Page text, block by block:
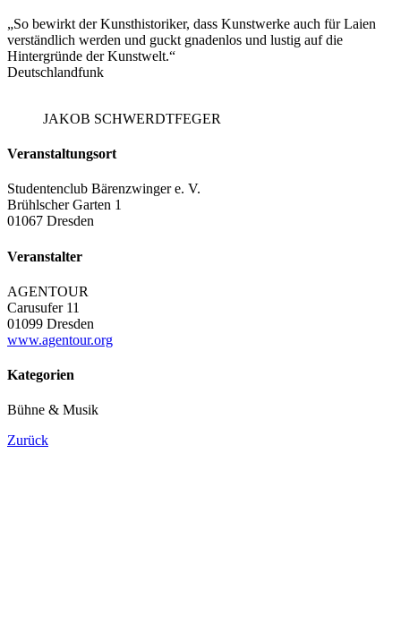
„So bewirkt der Kunsthistoriker, dass Kunstwerke auch für Laien
verständlich werden und guckt gnadenlos und lustig auf die
Hintergründe der Kunstwelt.“
Deutschlandfunk
JAKOB SCHWERDTFEGER
Veranstaltungsort
Studentenclub Bärenzwinger e. V.
Brühlscher Garten 1
01067 Dresden
Veranstalter
AGENTOUR
Carusufer 11
01099 Dresden
www.agentour.org
Kategorien
Bühne & Musik
Zurück